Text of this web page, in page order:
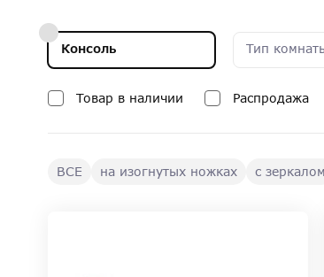
Консоль Тип
Товар в наличии Распродажа
ВСЕ на изогнутых ножках с зеркалом